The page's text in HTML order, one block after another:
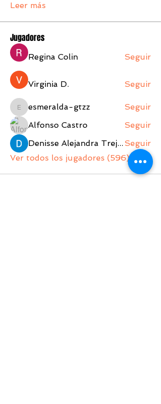
Leer más
Jugadores
Regina Colin Seguir
Virginia D. Seguir
esmeralda-gtzz
esmeralda-gtzz
Seguir
Alfonso Castro
Seguir
Denisse Alejandra Trejo Lopez Seguir
Ver todos los jugadores (596)